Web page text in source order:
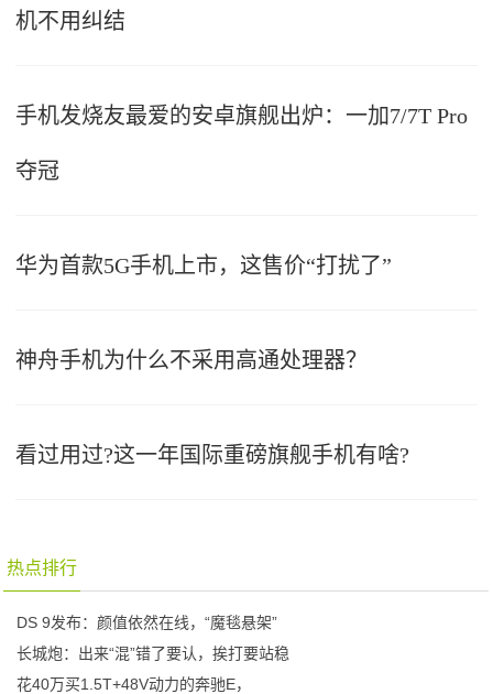
机不用纠结
手机发烧友最爱的安卓旗舰出炉：一加7/7T Pro
夺冠
华为首款5G手机上市，这售价“打扰了”
神舟手机为什么不采用高通处理器？
看过用过?这一年国际重磅旗舰手机有啥?
热点排行
DS 9发布：颜值依然在线，“魔毯悬架”
长城炮：出来“混”错了要认，挨打要站稳
花40万买1.5T+48V动力的奔驰E，